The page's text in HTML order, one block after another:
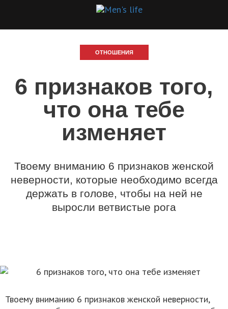
ОТНОШЕНИЯ
6 признаков того,
что она тебе
изменяет
Твоему вниманию 6 признаков женской
неверности, которые необходимо всегда
держать в голове, чтобы на ней не
выросли ветвистые рога
Твоему вниманию 6 признаков женской неверности,